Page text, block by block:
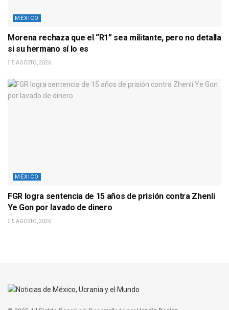
MÉXICO
Morena rechaza que el “R1” sea militante, pero no detalla
si su hermano sí lo es
5 AGOSTO, 2026
MÉXICO
FGR logra sentencia de 15 años de prisión contra Zhenli
Ye Gon por lavado de dinero
5 AGOSTO, 2026